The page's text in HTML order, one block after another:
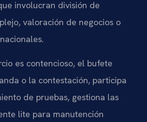
involucran división de
valoración de negocios o
es contencioso, el bufete
o la contestación, participa
de pruebas, gestiona las
lite para manutención